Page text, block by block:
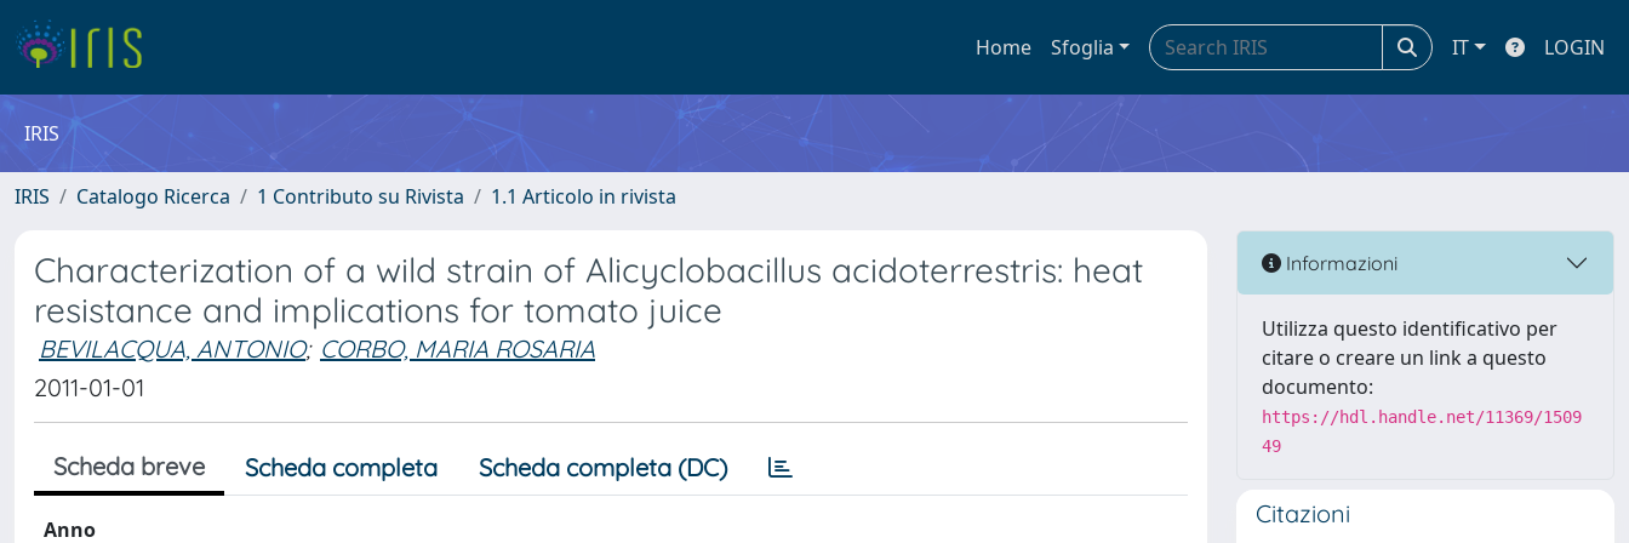
Home Sfoglia IT LOGIN
IRIS
IRIS Catalogo Ricerca 1 Contributo su Rivista 1.1 Articolo in rivista
Characterization of a wild strain of Alicyclobacillus acidoterrestris: heat
resistance and implications for tomato juice
BEVILACQUA, ANTONIO; CORBO, MARIA ROSARIA
2011-01-01
Scheda breve Scheda completa Scheda completa (DC)
Anno
Informazioni
Utilizza questo identificativo per
citare o creare un link a questo
documento:
https://hdl.handle.net/11369/1509
49
Citazioni